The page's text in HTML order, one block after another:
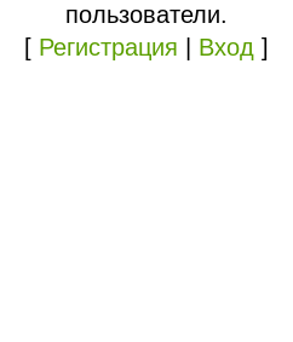
пользователи.
[ Регистрация Вход ]